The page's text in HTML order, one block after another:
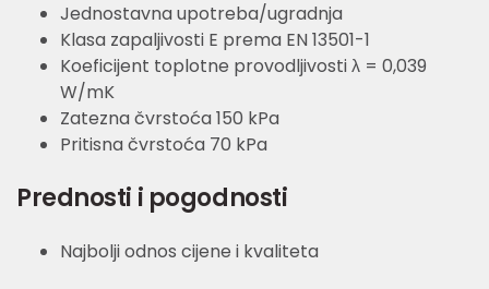
Jednostavna upotreba/ugradnja
Klasa zapaljivosti E prema EN 13501-1
Koeficijent toplotne provodljivosti λ = 0,039
W/mK
Zatezna čvrstoća 150 kPa
Pritisna čvrstoća 70 kPa
Prednosti i pogodnosti
Najbolji odnos cijene i kvaliteta